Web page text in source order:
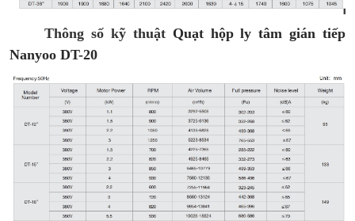
Thông số kỹ thuật Quạt hộp ly tâm gián tiếp
Nanyoo DT-20